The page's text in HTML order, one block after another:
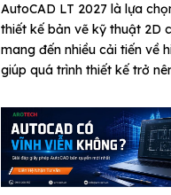
AutoCAD LT 2027 là lựa
thiết kế bản vẽ kỹ thuật 2D
mang đến nhiều cải tiến về
giúp quá trình thiết kế trở